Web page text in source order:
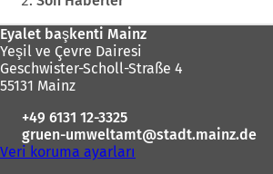
Ayak
bölgesi
Eyalet başkenti Mainz
Yeşil ve Çevre Dairesi
Geschwister-Scholl-Straße 4
55131 Mainz
+49 6131 12-3325
gruen-umweltamt
stadt.mainz de
Veri koruma ayarları